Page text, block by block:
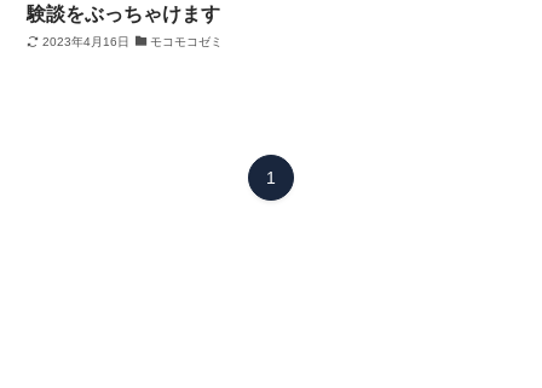
験談をぶっちゃけます
2023年4月16日 モコモコゼミ
1